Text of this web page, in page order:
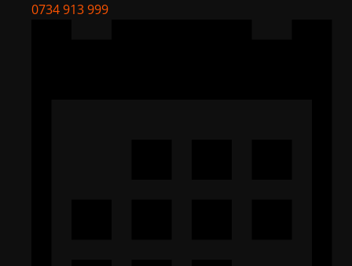
0734 913 999